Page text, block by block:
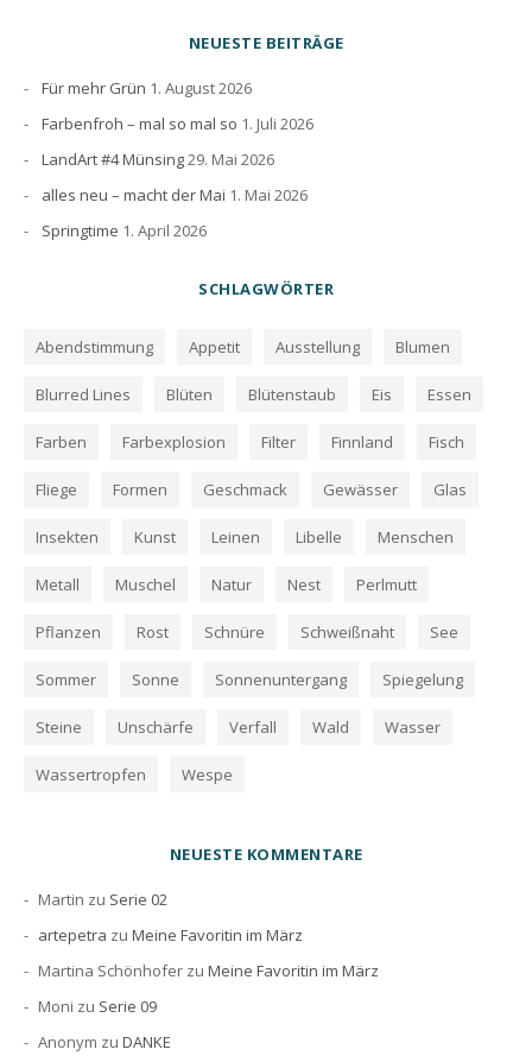
NEUESTE BEITRÄGE
Für mehr Grün 1. August 2026
Farbenfroh – mal so mal so 1. Juli 2026
LandArt #4 Münsing29. Mai 2026
alles neu – macht der Mai 1. Mai 2026
Springtime 1. April 2026
SCHLAGWÖRTER
Abendstimmung Appetit Ausstellung Blumen
Blurred Lines Blüten Blütenstaub Eis Essen
Farben Farbexplosion Filter Finnland Fisch
Fliege Formen Geschmack Gewässer Glas
Insekten Kunst Leinen Libelle Menschen
Metall Muschel Natur Nest Perlmutt
Pflanzen Rost Schnüre Schweißnaht See
Sommer Sonne Sonnenuntergang Spiegelung
Steine Unschärfe Verfall Wald Wasser
Wassertropfen Wespe
NEUESTE KOMMENTARE
Martin zu Serie 02
artepetra zu Meine Favoritin im März
Martina Schönhofer zu Meine Favoritin im März
Moni zu Serie 09
Anonym zu DANKE